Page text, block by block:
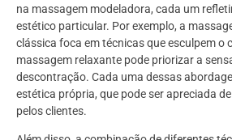
na massagem modeladora, cada um
estético particular. Por exemplo, a
clássica foca em técnicas que esculpem o
massagem relaxante pode priorizar a
descontração. Cada uma dessas
estética própria, que pode ser apreciada
pelos clientes.